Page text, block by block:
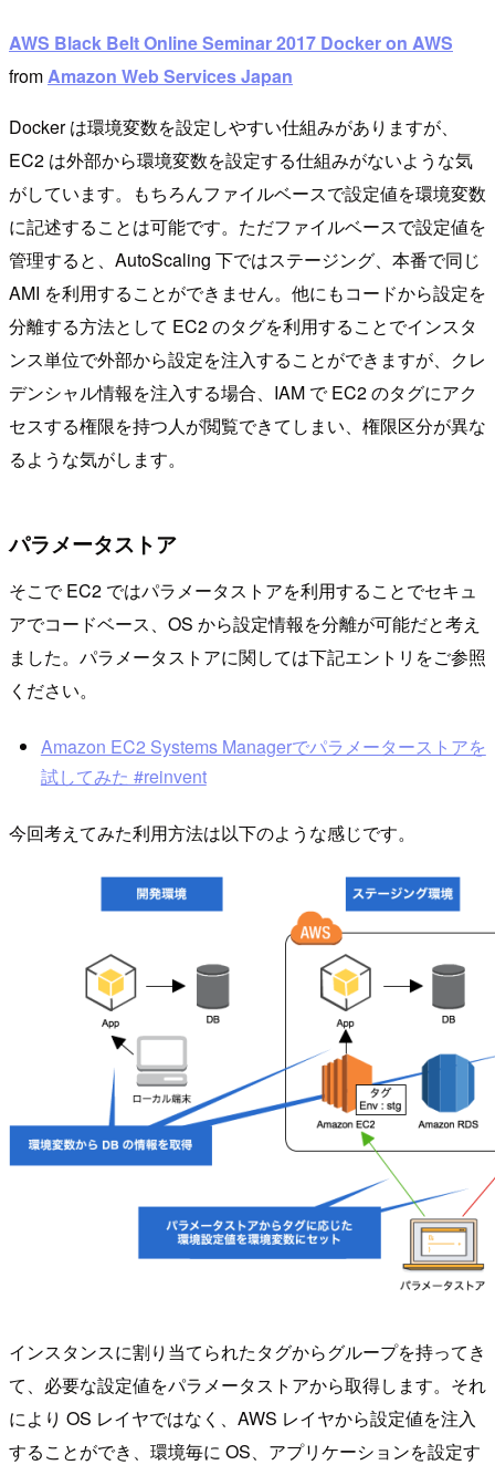
AWS Black Belt Online Seminar 2017 Docker on AWS
fromAmazon Web Services Japan
Docker は環境変数を設定しやすい仕組みがありますが、
EC2 は外部から環境変数を設定する仕組みがないような気
がしています。もちろんファイルベースで設定値を環境変数
に記述することは可能です。ただファイルベースで設定値を
管理すると、AutoScaling 下ではステージング、本番で同じ
AMI を利用することができません。他にもコードから設定を
分離する方法として EC2 のタグを利用することでインスタ
ンス単位で外部から設定を注入することができますが、クレ
デンシャル情報を注入する場合、IAM で EC2 のタグにアク
セスする権限を持つ人が閲覧できてしまい、権限区分が異な
るような気がします。
パラメータストア
そこで EC2 ではパラメータストアを利用することでセキュ
アでコードベース、OS から設定情報を分離が可能だと考え
ました。パラメータストアに関しては下記エントリをご参照
ください。
Amazon EC2 Systems Managerでパラメーターストアを
試してみた #reinvent
今回考えてみた利用方法は以下のような感じです。
インスタンスに割り当てられたタグからグループを持ってき
て、必要な設定値をパラメータストアから取得します。それ
により OS レイヤではなく、AWS レイヤから設定値を注入
することができ、環境毎に OS、アプリケーションを設定す